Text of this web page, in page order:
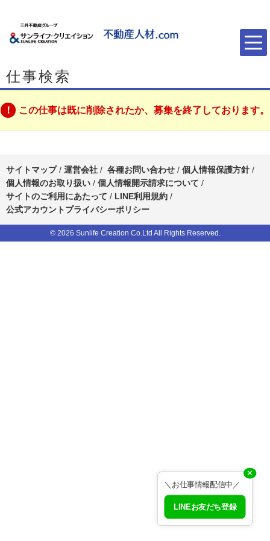
仕事検索
この仕事は既に削除されたか、募集を終了しております。
サイトマップ/ 運営会社 / 各種お問い合わせ / 個人情報保護方針 /
個人情報のお取り扱い / 個人情報開示請求について /
サイトのご利用にあたって / LINE利用規約 /
公式アカウントプライバシーポリシー
✕
＼お仕事情報配信中／
LINEお友だち登録
© 2026 Sunlife Creation Co.Ltd All Rights Reserved.